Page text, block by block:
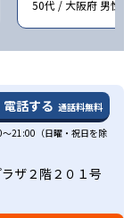
50代 / 大阪府 男性
電話する 通話料無料
21:00（日曜・祝日を除
ザ２階２０１号